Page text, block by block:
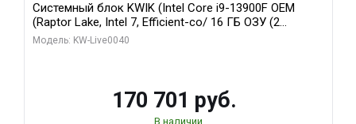
Системный блок KWIK (Intel Core i9-13900F OEM
(Raptor Lake, Intel 7, Efficient-co/ 16 ГБ ОЗУ (2
модуля)/ Gigabyte RTX5070 GAMING OC 12GB GDDR7
Модель: KW-Live0040
170 701 руб.
В наличии